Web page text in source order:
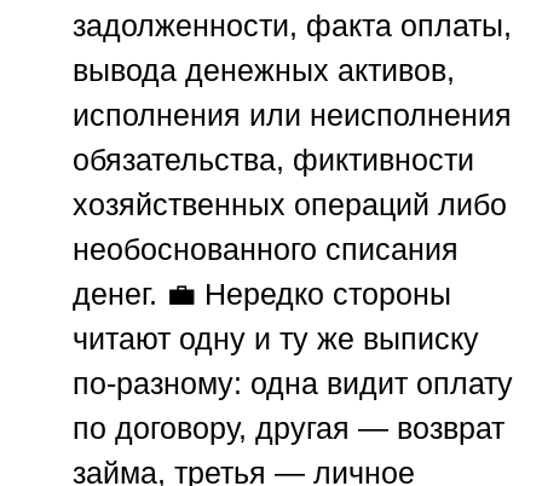
задолженности, факта оплаты,
вывода денежных активов,
исполнения или неисполнения
обязательства, фиктивности
хозяйственных операций либо
необоснованного списания
денег. 💼 Нередко стороны
читают одну и ту же выписку
по-разному: одна видит оплату
по договору, другая — возврат
займа, третья — личное